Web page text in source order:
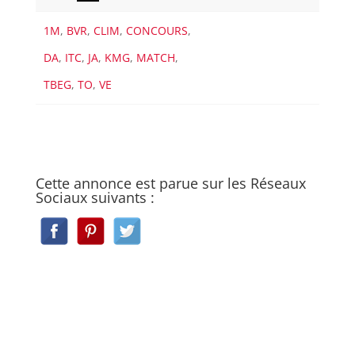
1M, BVR,CLIM,CONCOURS,
DA, ITC, JA, KMG, MATCH,
TBEG,TO,VE
Cette annonce est parue sur les Réseaux
Sociaux suivants :